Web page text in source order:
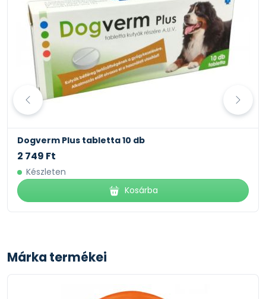
Dogverm Plus tabletta 10 db
2 749 Ft
Készleten
Kosárba
Márka termékei